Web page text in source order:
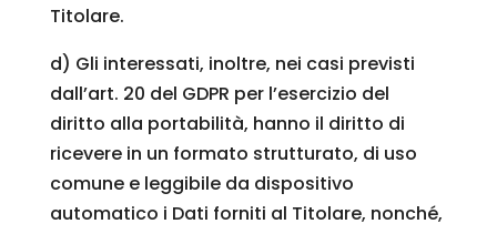
Titolare.
d) Gli interessati, inoltre, nei casi previsti
dall’art. 20 del GDPR per l’esercizio del
diritto alla portabilità, hanno il diritto di
ricevere in un formato strutturato, di uso
comune e leggibile da dispositivo
automatico i Dati forniti al Titolare, nonché,